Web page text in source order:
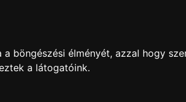
böngészési élményét, azzal hogy
a látogatóink.